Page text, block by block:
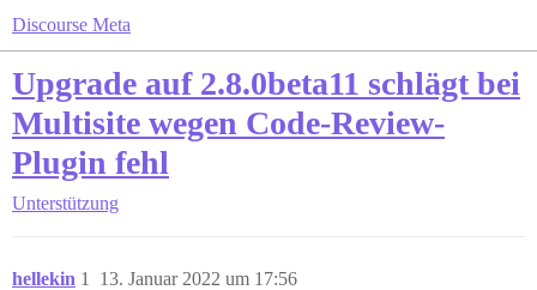
Discourse Meta
Upgrade auf 2.8.0beta11 schlägt bei
Multisite wegen Code-Review-
Plugin fehl
Unterstützung
hellekin 13. Januar 2022 um 17:56
1